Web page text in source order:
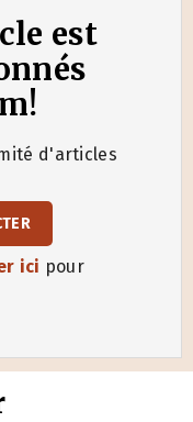
est
d'articles
ici pour